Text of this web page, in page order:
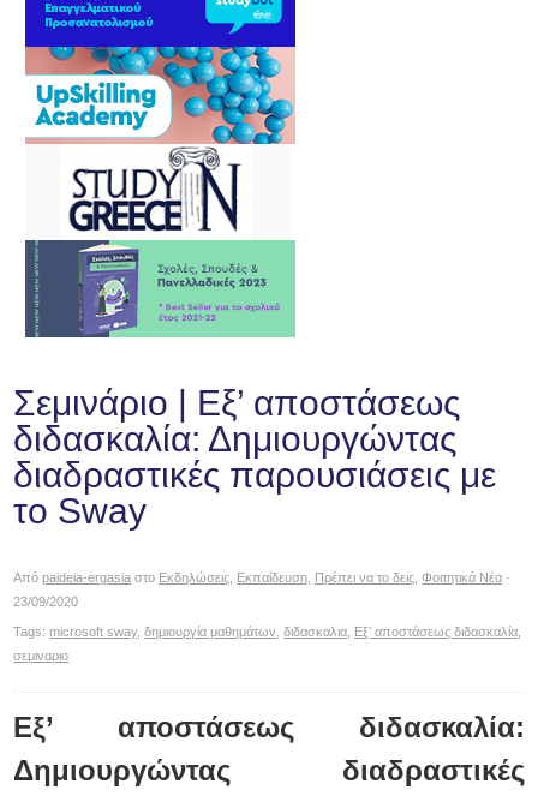
Σεμινάριο | Εξ’ αποστάσεως
διδασκαλία: Δημιουργώντας
διαδραστικές παρουσιάσεις με
το Sway
Απόpaideia-ergasia στο Εκδηλώσεις Εκπαίδευση Πρέπει να το δεις ,Φοιτητικά Νέα ·
23/09/2020
Tags:microsoft sway,δημιουργία μαθημάτων ,διδασκαλια Εξ’ αποστάσεως διδασκαλία
σεμιναριο
Εξ’ αποστάσεως διδασκαλία:
Δημιουργώντας διαδραστικές